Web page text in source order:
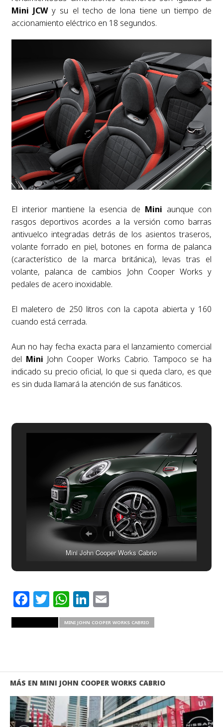
Mini JCWy su el techo de lona tiene un tiempo de
accionamiento eléctrico en 18 segundos.
El interior mantiene la esencia de Mini aunque con
rasgos deportivos acordes a la versión como barras
antivuelco integradas detrás de los asientos traseros,
volante forrado en piel, botones en forma de palanca
(característico de la marca británica), levas tras el
volante, palanca de cambios John Cooper Works y
pedales de acero inoxidable.
El maletero de 250 litros con la capota abierta y 160
cuando está cerrada.
Aun no hay fecha exacta para el lanzamiento comercial
del Mini John Cooper Works Cabrio. Tampoco se ha
indicado su precio oficial, lo que si queda claro, es que
es sin duda llamará la atención de sus fanáticos.
Mini John Cooper Works Cabrio
Facebook
Twitter
WhatsApp
LinkedIn
Email
MINI JOHN COOPER WORKS CABRIO
MÁS EN MINI JOHN COOPER WORKS CABRIO